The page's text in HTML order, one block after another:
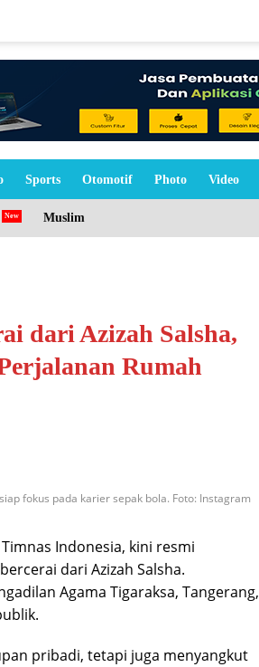
Sports Otomotif Photo Video
Muslim
dari Azizah Salsha,
Rumah
fokus pada karier sepak bola. Foto: Instagram
Indonesia, kini resmi
dari Azizah Salsha.
Agama Tigaraksa, Tangerang,
pribadi, tetapi juga menyangkut